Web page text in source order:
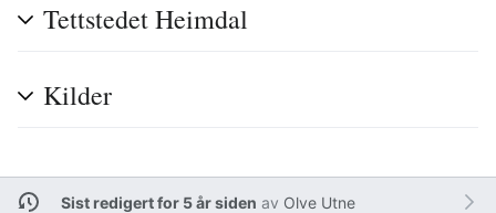
Tettstedet Heimdal
Kilder
Sist redigert for 5 år siden av Olve Utne